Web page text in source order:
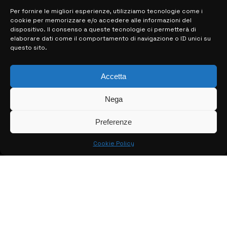
Per fornire le migliori esperienze, utilizziamo tecnologie come i
cookie per memorizzare e/o accedere alle informazioni del
dispositivo. Il consenso a queste tecnologie ci permetterà di
elaborare dati come il comportamento di navigazione o ID unici su
questo sito.
Accetta
Nega
Preferenze
Cookie Policy
MAPPA DEL SITO
> NOTIZIE
> CONTATTI